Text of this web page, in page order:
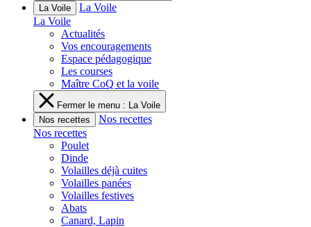
La Voile
La Voile
La Voile
Actualités
Vos encouragements
Espace pédagogique
Les courses
Maître CoQ et la voile
Fermer le menu : La Voile
Nos recettes
Nos recettes
Nos recettes
Poulet
Dinde
Volailles déjà cuites
Volailles panées
Volailles festives
Abats
Canard, Lapin